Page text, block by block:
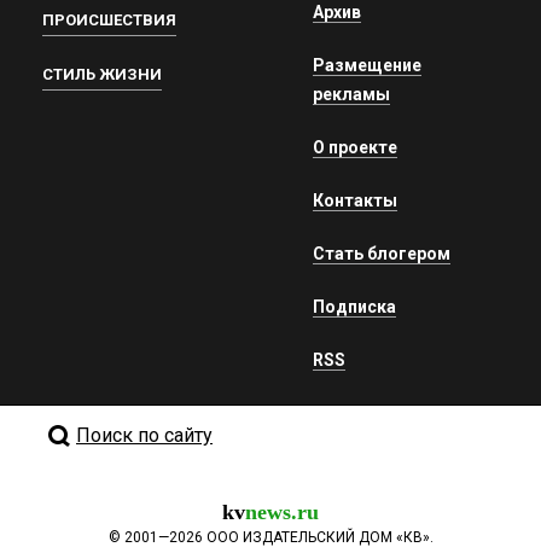
ПРОИСШЕСТВИЯ
СТИЛЬ ЖИЗНИ
Архив
Размещение
рекламы
О проекте
Контакты
Стать блогером
Подписка
RSS
Поиск по сайту
kvnews.ru
© 2001—2026 ООО ИЗДАТЕЛЬСКИЙ ДОМ «КВ».